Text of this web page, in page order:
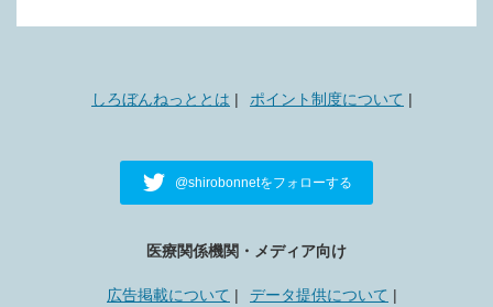
しろぼんねっととは ポイント制度について
@shirobonnetをフォローする
医療関係機関・メディア向け
広告掲載について データ提供について